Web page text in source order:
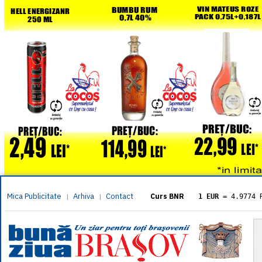
Mica Publicitate | Arhiva | Contact Curs BNR 1 EUR = 4.9774
= 5.8304
1 XAU= 464.4611
1 AED= 1.1933
1 AUD= 2.7957
1 BGN= 2.5449